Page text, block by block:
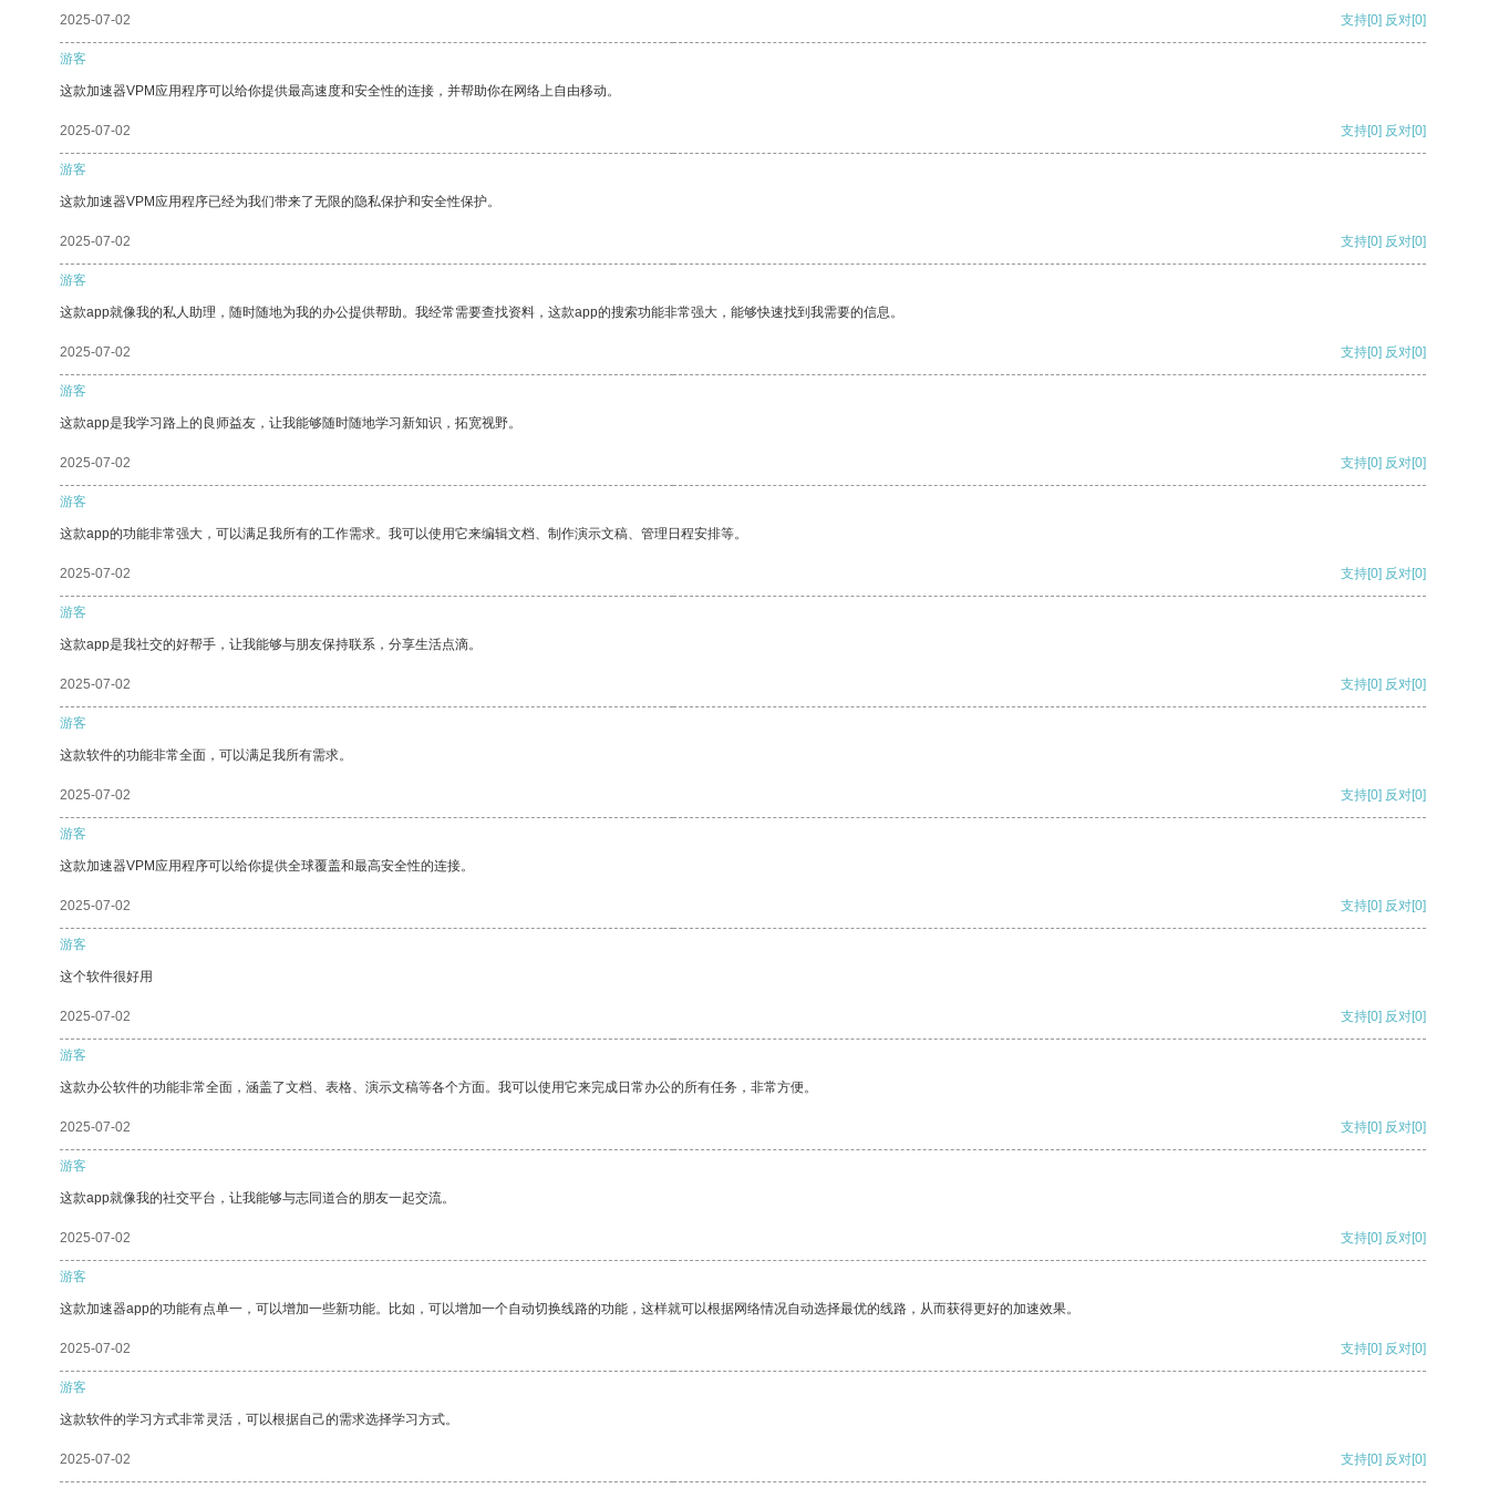
2025-07-02 支持[0] 反对[0]
游客
这款加速器VPM应用程序可以给你提供最高速度和安全性的连接，并帮助你在网络上自由移动。
2025-07-02 支持[0] 反对[0]
游客
这款加速器VPM应用程序已经为我们带来了无限的隐私保护和安全性保护。
2025-07-02 支持[0] 反对[0]
游客
这款app就像我的私人助理，随时随地为我的办公提供帮助。我经常需要查找资料，这款app的搜索功能非常强大，能够快速找到我需要的信息。
2025-07-02 支持[0] 反对[0]
游客
这款app是我学习路上的良师益友，让我能够随时随地学习新知识，拓宽视野。
2025-07-02 支持[0] 反对[0]
游客
这款app的功能非常强大，可以满足我所有的工作需求。我可以使用它来编辑文档、制作演示文稿、管理日程安排等。
2025-07-02 支持[0] 反对[0]
游客
这款app是我社交的好帮手，让我能够与朋友保持联系，分享生活点滴。
2025-07-02 支持[0] 反对[0]
游客
这款软件的功能非常全面，可以满足我所有需求。
2025-07-02 支持[0] 反对[0]
游客
这款加速器VPM应用程序可以给你提供全球覆盖和最高安全性的连接。
2025-07-02 支持[0] 反对[0]
游客
这个软件很好用
2025-07-02 支持[0] 反对[0]
游客
这款办公软件的功能非常全面，涵盖了文档、表格、演示文稿等各个方面。我可以使用它来完成日常办公的所有任务，非常方便。
2025-07-02 支持[0] 反对[0]
游客
这款app就像我的社交平台，让我能够与志同道合的朋友一起交流。
2025-07-02 支持[0] 反对[0]
游客
这款加速器app的功能有点单一，可以增加一些新功能。比如，可以增加一个自动切换线路的功能，这样就可以根据网络情况自动选择最优的线路，从而获得更好的加速效果。
2025-07-02 支持[0] 反对[0]
游客
这款软件的学习方式非常灵活，可以根据自己的需求选择学习方式。
2025-07-02 支持[0] 反对[0]